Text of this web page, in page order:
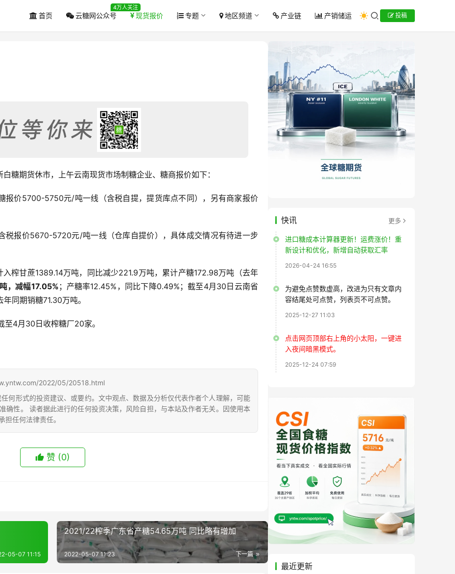
首页 云糖网公众号
4万人关注
现货报价 专题 地区频道 产业链 产销储运 投稿
糖期货休市，上午云南现货市场制糖企业、糖商报价如下：
报价5700-5750元/吨一线（含税自提，提货库点不同），另有商家报价
税报价5670-5720元/吨一线（仓库自提价），具体成交情况有待进一步
榨甘蔗1389.14万吨，同比减少221.9万吨，累计产糖172.98万吨（去年
，减幅17.05% ；产糖率12.45%，同比下降0.49%；截至4月30日云南省
同期销糖71.30万吨。
4月30日收榨糖厂20家。
2022/05/20518.html
何形式的投资建议、或要约。文中观点、数据及分析仅代表作者个人理解，可能
确性。 读者据此进行的任何投资决策，风险自担，与本站及作者无关。因使用本
任何法律责任。
赞 (0)
05-07 11:15
2021/22榨季广东省产糖54.65万吨 同比略有增加
下一篇
2022-05-07 11:23
快讯 更多
进口糖成本计算器更新！运费涨价！重
新设计和优化，新增自动获取汇率
2026-04-24 16:55
为避免点赞数虚高，改进为只有文章内
容结尾处可点赞，列表页不可点赞。
2025-12-27 11:03
点击网页顶部右上角的小太阳，一键进
入夜间暗黑模式。
2025-12-24 07:59
最近更新